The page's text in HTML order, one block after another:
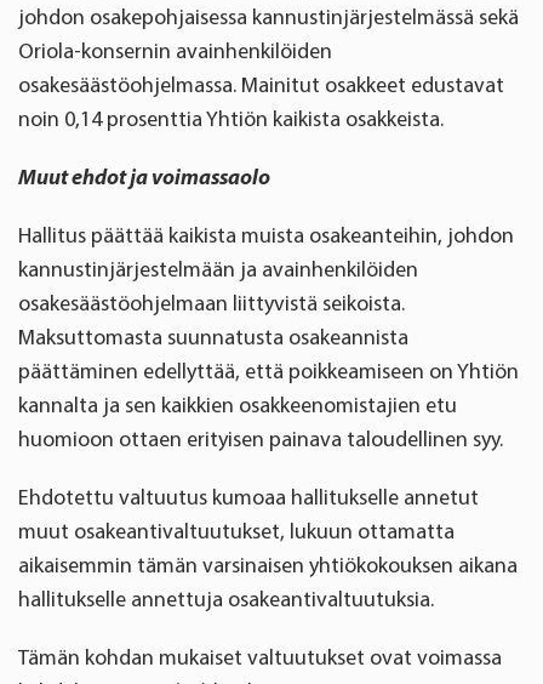
johdon osakepohjaisessa kannustinjärjestelmässä sekä
Oriola-konsernin avainhenkilöiden
osakesäästöohjelmassa. Mainitut osakkeet edustavat
noin 0,14 prosenttia Yhtiön kaikista osakkeista.
Muut ehdot ja voimassaolo
Hallitus päättää kaikista muista osakeanteihin, johdon
kannustinjärjestelmään ja avainhenkilöiden
osakesäästöohjelmaan liittyvistä seikoista.
Maksuttomasta suunnatusta osakeannista
päättäminen edellyttää, että poikkeamiseen on Yhtiön
kannalta ja sen kaikkien osakkeenomistajien etu
huomioon ottaen erityisen painava taloudellinen syy.
Ehdotettu valtuutus kumoaa hallitukselle annetut
muut osakeantivaltuutukset, lukuun ottamatta
aikaisemmin tämän varsinaisen yhtiökokouksen aikana
hallitukselle annettuja osakeantivaltuutuksia.
Tämän kohdan mukaiset valtuutukset ovat voimassa